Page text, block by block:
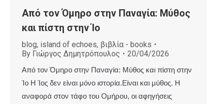
Από τον Όμηρο στην Παναγία: Μύθος
και πίστη στην Ίο
blog, island of echoes, βιβλία - books
By Γιώργος Δημητρόπουλος 20/04/2026
Από τον Όμηρο στην Παναγία: Μύθος και πίστη στην
Ίο Η Ίος δεν είναι μόνο ιστορία.Είναι και μύθος. Η
αναφορά στον τάφο του Ομήρου, οι αφηγήσεις